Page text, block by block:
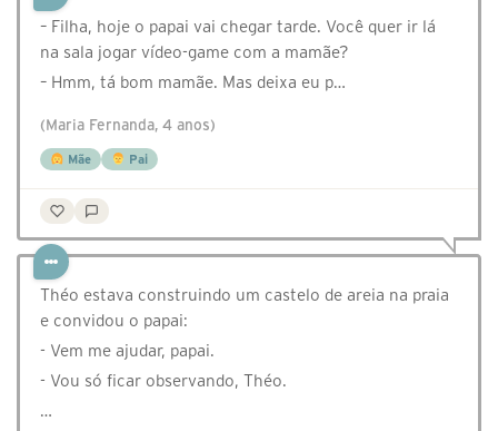
– Filha, hoje o papai vai chegar tarde. Você quer ir lá
na sala jogar vídeo-game com a mamãe?⠀
– Hmm, tá bom mamãe. Mas deixa eu p…
(Maria Fernanda, 4 anos)
Mãe Pai
Théo estava construindo um castelo de areia na praia
e convidou o papai:
- Vem me ajudar, papai.
- Vou só ficar observando, Théo.
…